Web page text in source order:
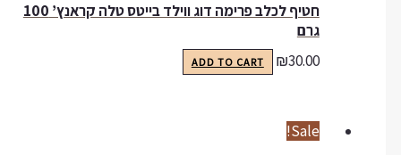
חטיף לכלב פרימה דוג ווילד בייטס טלה קראנץ’ 100
גרם
₪30.00
ADD TO CART
Sale!